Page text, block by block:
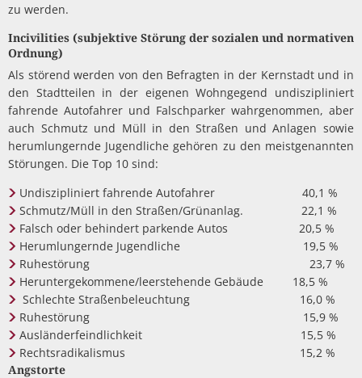
zu werden.
Incivilities (subjektive Störung der sozialen und normativen
Ordnung)
Als störend werden von den Befragten in der Kernstadt und in
den Stadtteilen in der eigenen Wohngegend undiszipliniert
fahrende Autofahrer und Falschparker wahrgenommen, aber
auch Schmutz und Müll in den Straßen und Anlagen sowie
herumlungernde Jugendliche gehören zu den meistgenannten
Störungen. Die Top 10 sind:
Undiszipliniert fahrende Autofahrer 40,1 %
Schmutz/Müll in den Straßen/Grünanlag. 22,1 %
Falsch oder behindert parkende Autos 20,5 %
Herumlungernde Jugendliche 19,5 %
Ruhestörung 23,7 %
Heruntergekommene/leerstehende Gebäude 18,5 %
Schlechte Straßenbeleuchtung 16,0 %
Ruhestörung 15,9 %
Ausländerfeindlichkeit 15,5 %
Rechtsradikalismus 15,2 %
Angstorte